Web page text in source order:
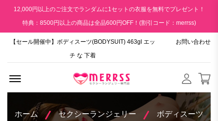
12,000円以上のご注文でランダムに1セットの衣服を無料でプレゼント！
特典：8500円以上の商品は全品600円OFF！(割引コード：merrss)
【セール開催中】ボディスーツ(BODYSUIT) 463gl エッ
チ な 下着
お問い合わせ
ホーム セクシーランジェリー ボディスーツ